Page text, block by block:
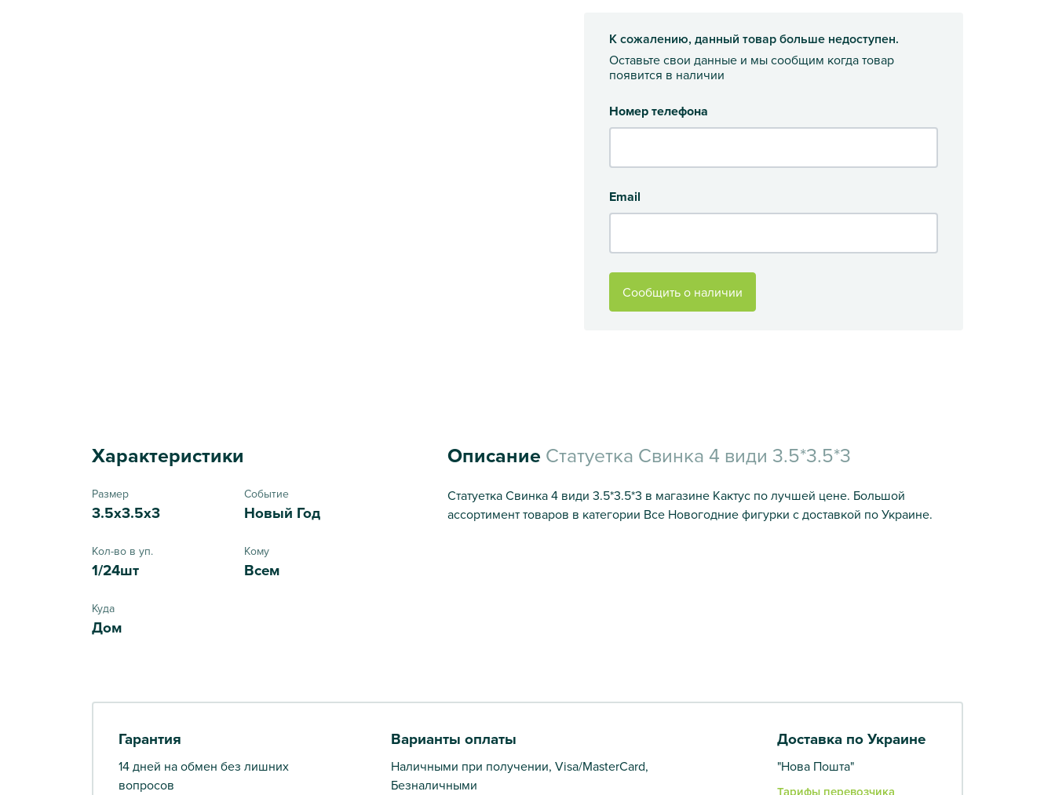
К сожалению, данный товар больше недоступен.
Оставьте свои данные и мы сообщим когда товар
появится в наличии
Номер телефона
Email
Сообщить о наличии
Характеристики
Размер
3.5x3.5x3
Событие
Новый Год
Кол-во в уп.
1/24шт
Кому
Всем
Куда
Дом
Описание Статуетка Свинка 4 види 3.5*3.5*3
Статуетка Свинка 4 види 3.5*3.5*3 в магазине Кактус по лучшей цене. Большой
ассортимент товаров в категории Все Новогодние фигурки с доставкой по Украине.
Гарантия
14 дней на обмен без лишних
вопросов
Варианты оплаты
Наличными при получении, Visa/MasterCard,
Безналичными
Доставка по Украине
"Нова Пошта"
Тарифы перевозчика